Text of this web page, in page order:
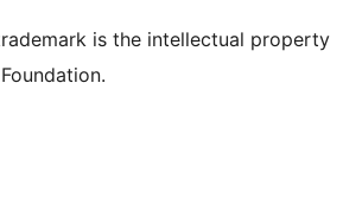
is the intellectual property